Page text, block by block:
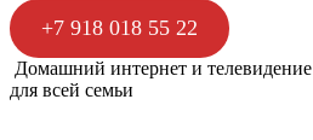
+7 918 018 55 22
Домашний интернет и телевидение
для всей семьи